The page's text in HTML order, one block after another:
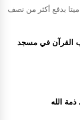
بدفع أكثر من نصف
القرآن في مسجد
الله